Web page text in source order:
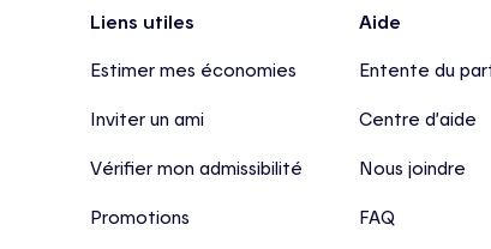
Pied de page
Liens utiles
Estimer mes économies
Inviter un ami
Vérifier mon admissibilité
Promotions
Aide
Entente du
Centre d’aide
Nous joindre
FAQ